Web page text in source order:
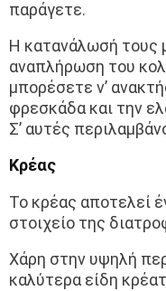
παράγετε.
Η κατανάλωσή τους
αναπλήρωση του
μπορέσετε ν’
φρεσκάδα και την
Σ’ αυτές
Κρέας
Το κρέας αποτελεί
στοιχείο της
Χάρη στην υψηλή
καλύτερα είδη